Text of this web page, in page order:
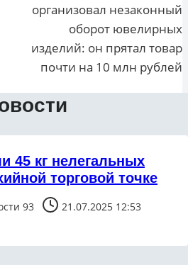
организовал незаконный
оборот ювелирных
изделий: он прятал товар
почти на 10 млн рублей
45 кг нелегальных
торговой точке
93 21.07.2025 12:53